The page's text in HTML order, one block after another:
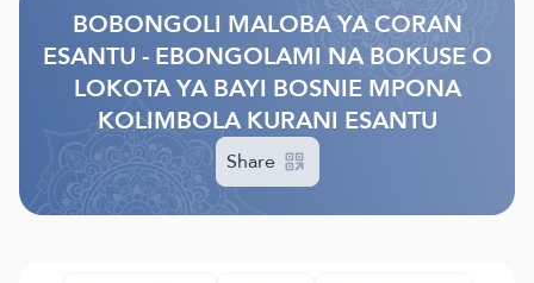
BOBONGOLI MALOBA YA CORAN
ESANTU - EBONGOLAMI NA BOKUSE O
LOKOTA YA BAYI BOSNIE MPONA
KOLIMBOLA KURANI ESANTU
Share